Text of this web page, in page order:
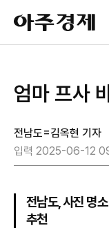
아
주
경
엄마 프사
전남도=김옥현 기자
입력 2025-06-12
전남도, 사진 명
추천